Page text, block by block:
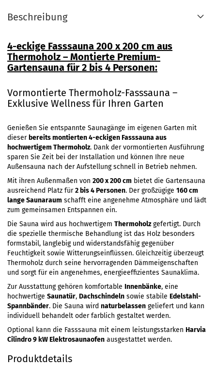
Beschreibung
4-eckige Fasssauna 200 x 200 cm aus
Thermoholz – Montierte Premium-
Gartensauna für 2 bis 4 Personen:
Vormontierte Thermoholz-Fasssauna –
Exklusive Wellness für Ihren Garten
Genießen Sie entspannte Saunagänge im eigenen Garten mit
dieser bereits montierten 4-eckigen Fasssauna aus
hochwertigem Thermoholz. Dank der vormontierten Ausführung
sparen Sie Zeit bei der Installation und können Ihre neue
Außensauna nach der Aufstellung schnell in Betrieb nehmen.
Mit ihren Außenmaßen von 200 x 200 cm bietet die Gartensauna
ausreichend Platz für2 bis 4 Personen. Der großzügige 160 cm
lange Saunaraum schafft eine angenehme Atmosphäre und lädt
zum gemeinsamen Entspannen ein.
Die Sauna wird aus hochwertigem Thermoholzgefertigt. Durch
die spezielle thermische Behandlung ist das Holz besonders
formstabil, langlebig und widerstandsfähig gegenüber
Feuchtigkeit sowie Witterungseinflüssen. Gleichzeitig überzeugt
Thermoholz durch seine hervorragenden Dämmeigenschaften
und sorgt für ein angenehmes, energieeffizientes Saunaklima.
Zur Ausstattung gehören komfortable Innenbänke, eine
hochwertige Saunatür, Dachschindeln sowie stabile Edelstahl-
Spannbänder. Die Sauna wird naturbelassen geliefert und kann
individuell behandelt oder farblich gestaltet werden.
Optional kann die Fasssauna mit einem leistungsstarken Harvia
Cilindro 9 kW Elektrosaunaofen ausgestattet werden.
Produktdetails